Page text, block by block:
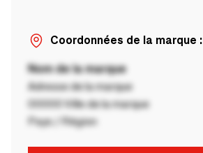
Coordonnées de la marque :
Nom de la marque
Adresse de la marque
00000 Ville de la marque
Pays / Région